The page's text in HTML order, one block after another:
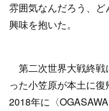
雰囲気なんだろう、
興味を抱いた。
第二次世界大戦終戦
った小笠原が本土に
2018年に〈